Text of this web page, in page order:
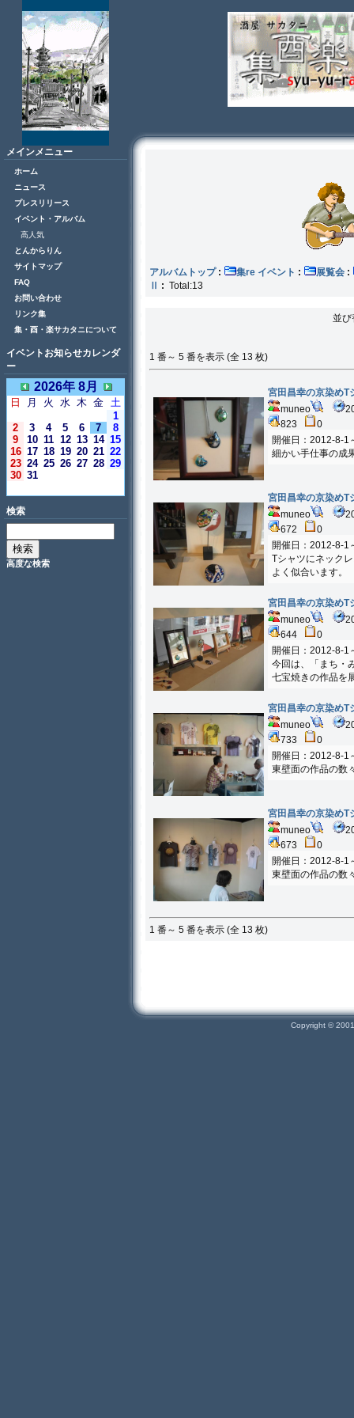
メインメニュー
ホーム
ニュース
プレスリリース
イベント・アルバム
高人気
とんからりん
サイトマップ
FAQ
お問い合わせ
リンク集
集・酉・楽サカタニについて
イベントお知らせカレンダ
ー
2026年 8月
日 月 火 水 木 金 土
1
2
3 4 5 6 7
8
9
10 11 12 13 14 15
16 17 18 19 20 21 22
23 24 25 26 27 28 29
30 31
検索
高度な検索
アルバムトップ: 集re イベント : 展覧会 :
: Total:13
並
1 番～ 5 番を表示 (全 13 枚)
宮田昌幸の京染め
muneo
823
0
開催日：2012-8-1
細かい手仕事の成
宮田昌幸の京染め
muneo
672
0
開催日：2012-8-1
Tシャツにネック
よく似合います。
宮田昌幸の京染め
muneo
644
0
開催日：2012-8-1
今回は、「まち・
七宝焼きの作品を
宮田昌幸の京染め
muneo
733
0
開催日：2012-8-1
東壁面の作品の数
宮田昌幸の京染め
muneo
673
0
開催日：2012-8-1
東壁面の作品の数
1 番～ 5 番を表示 (全 13 枚)
Copyright ©